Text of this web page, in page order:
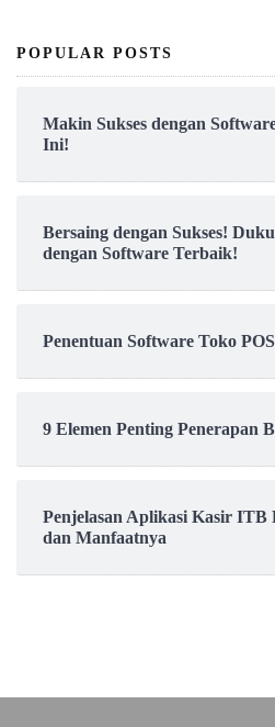
POPULAR POSTS
Makin Sukses dengan
Ini!
Bersaing dengan Sukses!
dengan Software Terbaik!
Penentuan Software Toko
9 Elemen Penting Penerapan
Penjelasan Aplikasi Kasir
dan Manfaatnya